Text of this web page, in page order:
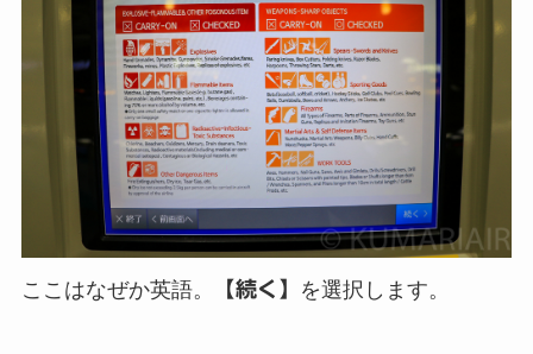
ここはなぜか英語。 【続く】 を選択します。